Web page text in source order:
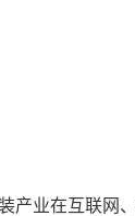
产业在互联网